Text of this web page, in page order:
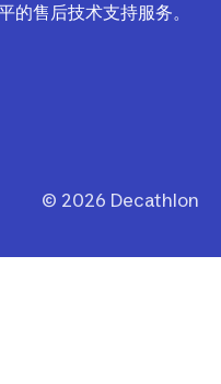
的售后技术支持服务。
© 2026 Decathlon